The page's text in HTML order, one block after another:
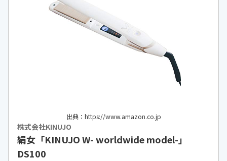
出典：https://www.amazon.co.jp
株式会社KINUJO
絹女「KINUJO W- worldwide model-」
DS100